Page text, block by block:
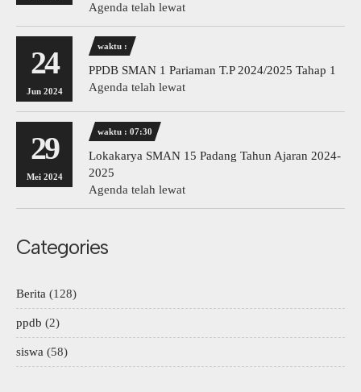
Agenda telah lewat
24
Jun 2024
waktu :
PPDB SMAN 1 Pariaman T.P 2024/2025 Tahap 1
Agenda telah lewat
29
Mei 2024
waktu : 07:30
Lokakarya SMAN 15 Padang Tahun Ajaran 2024-
2025
Agenda telah lewat
Categories
Berita (128)
ppdb (2)
siswa (58)